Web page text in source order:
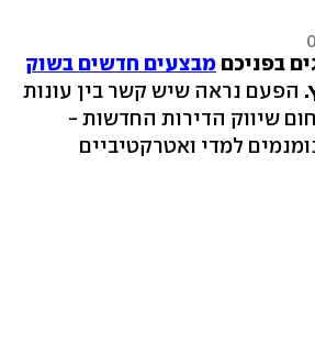
בפניכם מבצעים חדשים בשוק
הפעם נראה שיש קשר בין עונות
שיווק הדירות החדשות -
למדי ואטרקטיביים